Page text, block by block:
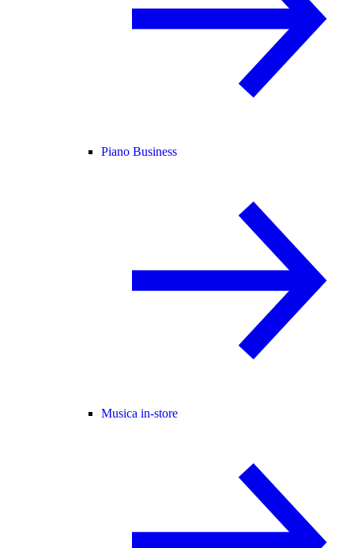
Piano Business
Musica in-store